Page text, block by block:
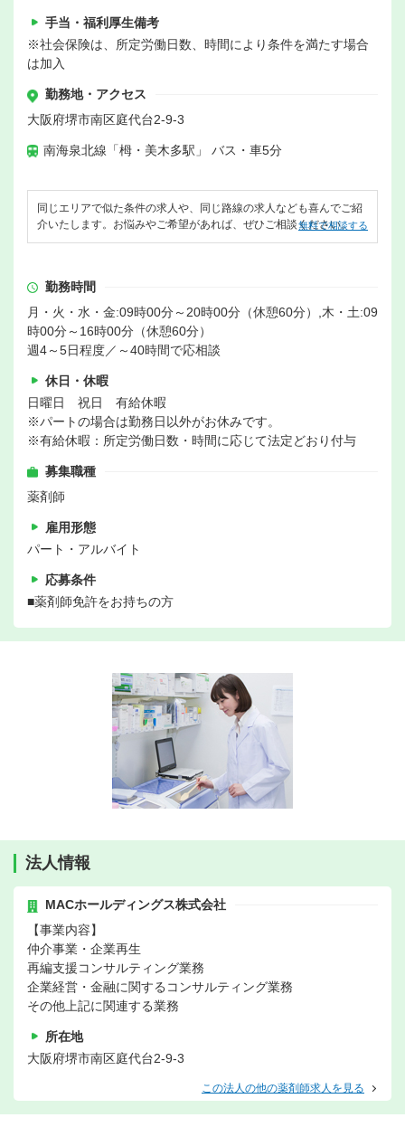
手当・福利厚生備考
※社会保険は、所定労働日数、時間により条件を満たす場合
は加入
勤務地・アクセス
大阪府堺市南区庭代台2-9-3
南海泉北線「栂・美木多駅」 バス・車5分
同じエリアで似た条件の求人や、同じ路線の求人なども喜んでご紹
介いたします。お悩みやご希望があれば、ぜひご相談ください。
無料で相談する
勤務時間
月・火・水・金:09時00分～20時00分（休憩60分）,木・土:09
時00分～16時00分（休憩60分）
週4～5日程度／～40時間で応相談
休日・休暇
日曜日 祝日 有給休暇
※パートの場合は勤務日以外がお休みです。
※有給休暇：所定労働日数・時間に応じて法定どおり付与
募集職種
薬剤師
雇用形態
パート・アルバイト
応募条件
■薬剤師免許をお持ちの方
法人情報
MACホールディングス株式会社
【事業内容】
仲介事業・企業再生
再編支援コンサルティング業務
企業経営・金融に関するコンサルティング業務
その他上記に関連する業務
所在地
大阪府堺市南区庭代台2-9-3
この法人の他の薬剤師求人を見る